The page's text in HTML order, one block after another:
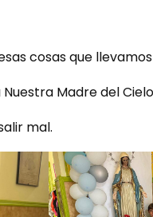
cosas que
Madre del
mal.